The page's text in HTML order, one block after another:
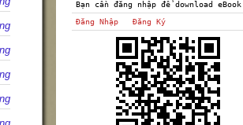
Bạn cần đăng nhập để download eBook.
Đăng Nhập
Đăng Ký